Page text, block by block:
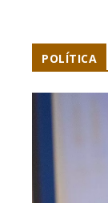
POLÍTICA